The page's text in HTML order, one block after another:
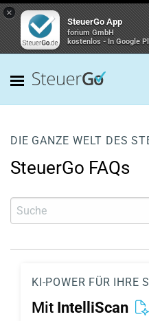
×
SteuerGo App
forium GmbH
kostenlos - In Google
DIE GANZE WELT DES
SteuerGo FAQs
KI-POWER FÜR IHRE
Mit IntelliScan